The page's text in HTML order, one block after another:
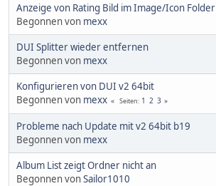
Anzeige von Rating Bild im Image/Icon Folder
Begonnen von mexx
DUI Splitter wieder entfernen
Begonnen von mexx
Konfigurieren von DUI v2 64bit
Begonnen von mexx Seiten 1 2 3
Probleme nach Update mit v2 64bit b19
Begonnen von mexx
Album List zeigt Ordner nicht an
Begonnen vonSailor1010